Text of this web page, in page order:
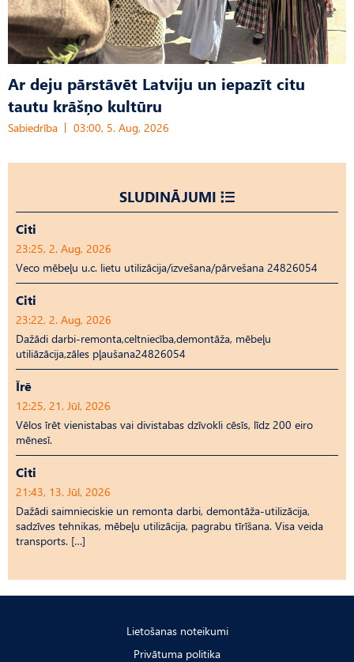
Ar deju pārstāvēt Latviju un iepazīt citu
tautu krāšņo kultūru
Sabiedrība 03:00, 5. Aug, 2026
SLUDINĀJUMI
Citi
23:25, 2. Aug, 2026
Veco mēbeļu u.c. lietu utilizācija/izvešana/pārvešana 24826054
Citi
23:22, 2. Aug, 2026
Dažādi darbi-remonta,celtniecība,demontāža, mēbeļu
utiliāzācija,zāles pļaušana24826054
Īrē
12:25, 21. Jūl, 2026
Vēlos īrēt vienistabas vai divistabas dzīvokli cēsīs, līdz 200 eiro
mēnesī.
Citi
21:43, 13. Jūl, 2026
Dažādi saimnieciskie un remonta darbi, demontāža-utilizācija,
sadzīves tehnikas, mēbeļu utilizācija, pagrabu tīrīšana. Visa veida
transports. […]
Lietošanas noteikumi
Privātuma politika